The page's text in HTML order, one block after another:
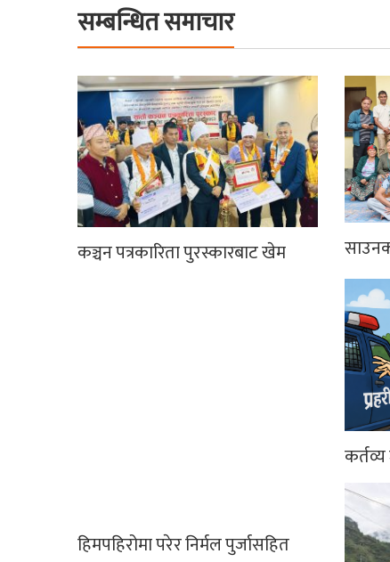
सम्बन्धित समाचार
कञ्चन पत्रकारिता पुरस्कारबाट खेम
हिमपहिरोमा परेर निर्मल पुर्जासहित